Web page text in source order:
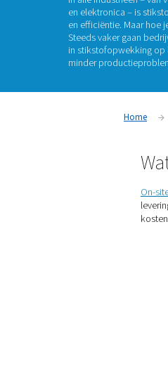
In alle
en efficiëntie.
Steeds vaker
in